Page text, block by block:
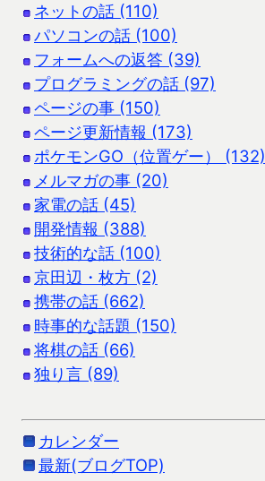
ネットの話 (110)
パソコンの話 (100)
フォームへの返答 (39)
プログラミングの話 (97)
ページの事 (150)
ページ更新情報 (173)
ポケモンGO（位置ゲー） (132)
メルマガの事 (20)
家電の話 (45)
開発情報 (388)
技術的な話 (100)
京田辺・枚方 (2)
携帯の話 (662)
時事的な話題 (150)
将棋の話 (66)
独り言 (89)
カレンダー
最新(ブログTOP)